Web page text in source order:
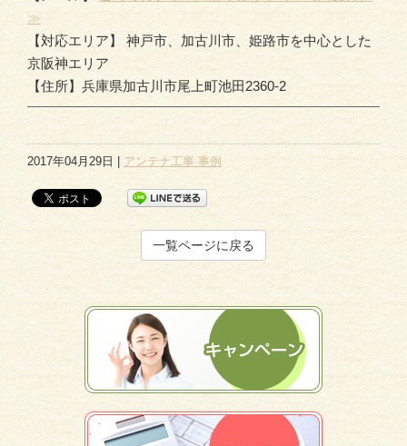
≫
【対応エリア】 神戸市、加古川市、姫路市を中心とした
京阪神エリア
【住所】兵庫県加古川市尾上町池田2360-2
2017年04月29日 | アンテナ工事 事例
一覧ページに戻る